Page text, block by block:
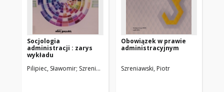
Socjologia
administracji : zarys
wykładu
Pilipiec, Sławomir Szreniawski, Piotr
Obowiązek w prawie
administracyjnym
Szreniawski, Piotr